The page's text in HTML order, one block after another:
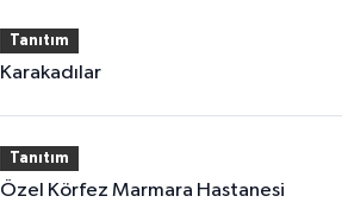
Tanıtım
Karakadılar
Tanıtım
Özel Körfez Marmara Hastanesi